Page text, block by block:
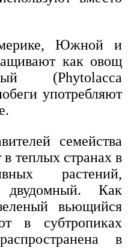
Южной и
как овощ
(Phytolacca
употребляют
семейства
в теплых странах в
растений,
двудомный. Как
вьющийся
в субтропиках
в